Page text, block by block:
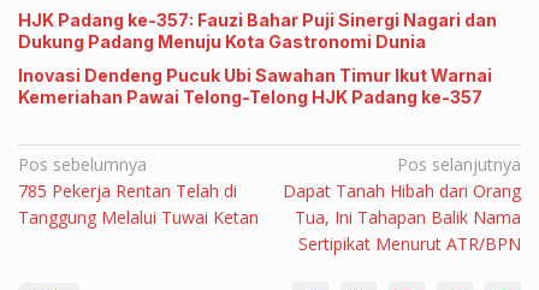
HJK Padang ke-357: Fauzi Bahar Puji Sinergi Nagari dan
Dukung Padang Menuju Kota Gastronomi Dunia
Inovasi Dendeng Pucuk Ubi Sawahan Timur Ikut Warnai
Kemeriahan Pawai Telong-Telong HJK Padang ke-357
Navigasi
pos
Pos sebelumnya
785 Pekerja Rentan Telah di
Tanggung Melalui Tuwai Ketan
Pos selanjutnya
Dapat Tanah Hibah dari Orang
Tua, Ini Tahapan Balik Nama
Sertipikat Menurut ATR/BPN